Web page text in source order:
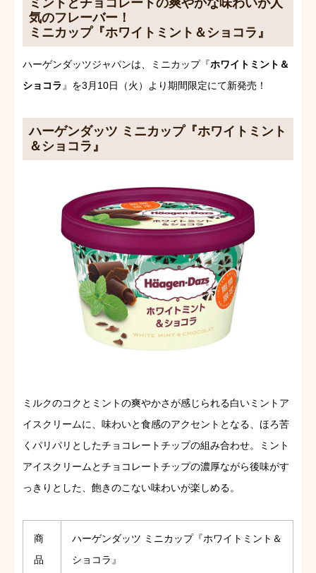
気のフレーバー！
ミニカップ『ホワイトミント＆ショコラ』
ハーゲンダッツジャパンは、ミニカップ『ホワイトミント＆
ショコラ 』 を3月10日（火）より期間限定にて新発売！
ハーゲンダッツ ミニカップ『ホワイトミント
＆ショコラ』
ミルクのコクとミントの爽やかさが感じられる白いミントア
イスクリームに、味わいと食感のアクセントとなる、ほろ苦
くパリパリとしたチョコレートチップの組み合わせ。ミント
アイスクリームとチョコレートチップの濃厚ながら後味がす
っきりとした、飽きのこない味わいが楽しめる。
商
品
ハーゲンダッツ ミニカップ『ホワイトミント＆
ショコラ』